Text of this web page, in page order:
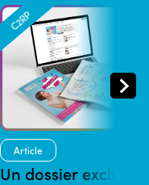
C2RP
Article
Un dossier exclusif